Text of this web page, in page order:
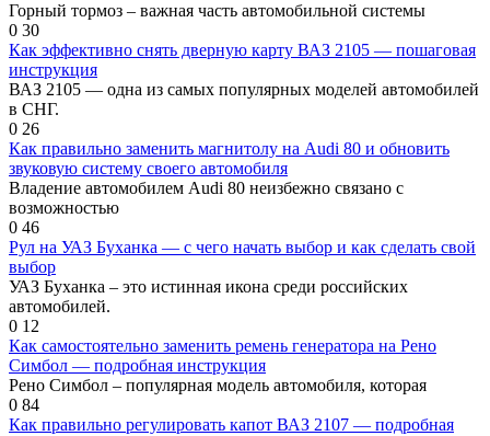
Горный тормоз – важная часть автомобильной системы
0 30
Как эффективно снять дверную карту ВАЗ 2105 — пошаговая
инструкция
ВАЗ 2105 — одна из самых популярных моделей автомобилей
в СНГ.
0 26
Как правильно заменить магнитолу на Audi 80 и обновить
звуковую систему своего автомобиля
Владение автомобилем Audi 80 неизбежно связано с
возможностью
0 46
Рул на УАЗ Буханка — с чего начать выбор и как сделать свой
выбор
УАЗ Буханка – это истинная икона среди российских
автомобилей.
0 12
Как самостоятельно заменить ремень генератора на Рено
Симбол — подробная инструкция
Рено Симбол – популярная модель автомобиля, которая
0 84
Как правильно регулировать капот ВАЗ 2107 — подробная